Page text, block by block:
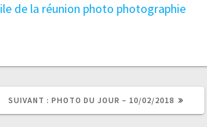
ile de la réunion photo photographie
SUIVANT : ARTICLE
PHOTO DU JOUR – 10/02/2018